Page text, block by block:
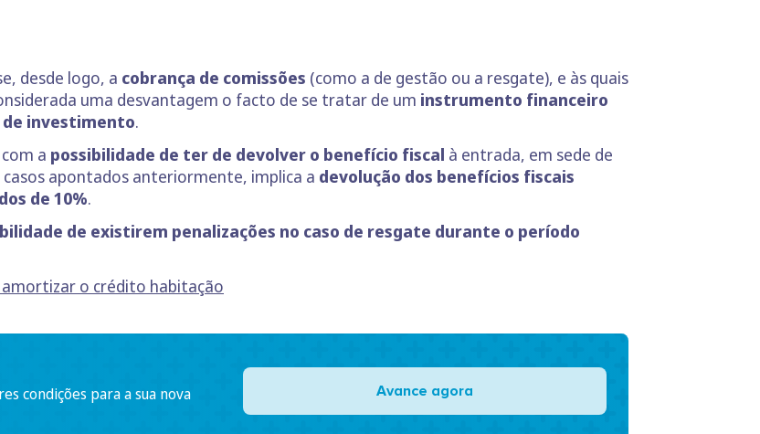
desde logo, a cobrança de comissões (como a de gestão ou a resgate), e às quais
uma desvantagem o facto de se tratar de um instrumento financeiro
investimento.
a possibilidade de ter de devolver o benefício fiscal à entrada, em sede de
apontados anteriormente, implica a devolução dos benefícios fiscais
de 10%.
de existirem penalizações no caso de resgate durante o período
amortizar o crédito habitação
condições para a sua nova
Avance agora